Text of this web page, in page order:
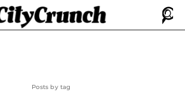
Posts by tag